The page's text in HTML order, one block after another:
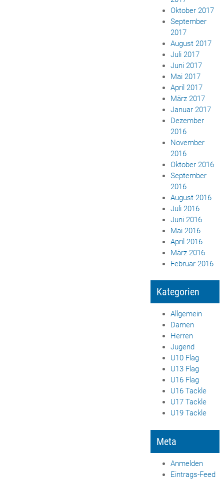
Oktober 2017
September
2017
August 2017
Juli 2017
Juni 2017
Mai 2017
April 2017
März 2017
Januar 2017
Dezember
2016
November
2016
Oktober 2016
September
2016
August 2016
Juli 2016
Juni 2016
Mai 2016
April 2016
März 2016
Februar 2016
Kategorien
Allgemein
Damen
Herren
Jugend
U10 Flag
U13 Flag
U16 Flag
U16 Tackle
U17 Tackle
U19 Tackle
Meta
Anmelden
Eintrags-Feed